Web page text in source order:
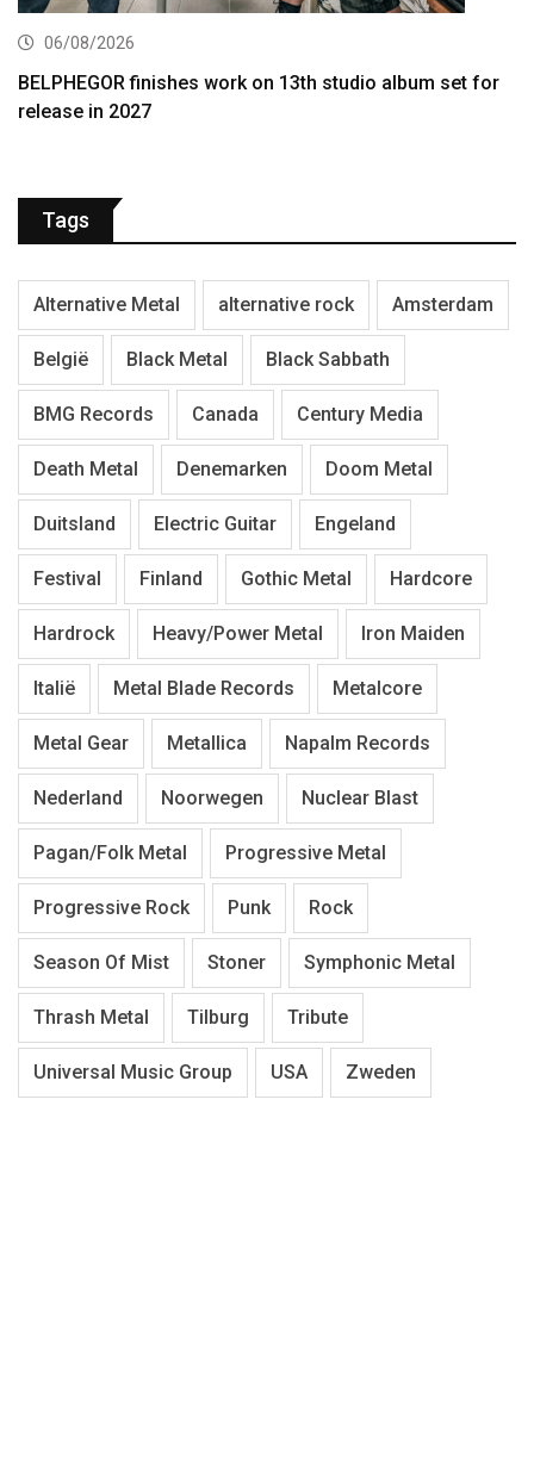
06/08/2026
BELPHEGOR finishes work on 13th studio album set for
release in 2027
Tags
Alternative Metal alternative rock Amsterdam
België Black Metal Black Sabbath
BMG Records Canada Century Media
Death Metal Denemarken Doom Metal
Duitsland Electric Guitar Engeland
Festival Finland Gothic Metal Hardcore
Hardrock Heavy/Power Metal Iron Maiden
Italië Metal Blade Records Metalcore
Metal Gear Metallica Napalm Records
Nederland Noorwegen Nuclear Blast
Pagan/Folk Metal Progressive Metal
Progressive Rock Punk Rock
Season Of Mist Stoner Symphonic Metal
Thrash Metal Tilburg Tribute
Universal Music Group USA Zweden